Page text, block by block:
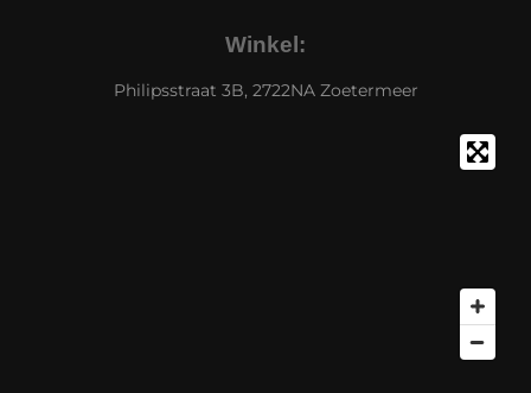
Winkel:
Philipsstraat 3B, 2722NA Zoetermeer